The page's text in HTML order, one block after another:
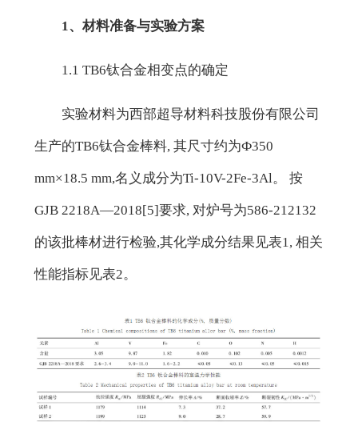
1、材料准备与实验方案
1.1 TB6钛合金相变点的确定
实验材料为西部超导材料科技股份有限公司
生产的TB6钛合金棒料, 其尺寸约为Ф350
mm×18.5 mm,名义成分为Ti-10V-2Fe-3Al。 按
GJB 2218A—2018[5]要求, 对炉号为586-212132
的该批棒材进行检验,其化学成分结果见表1, 相关
性能指标见表2。